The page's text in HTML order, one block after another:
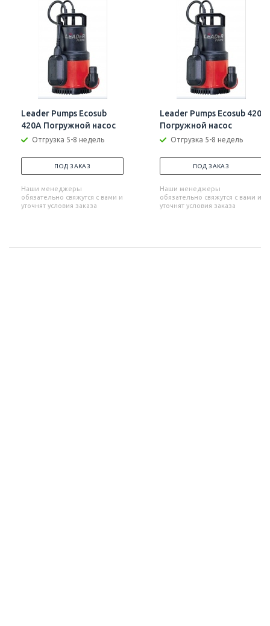
Leader Pumps Ecosub
420A Погружной насос
Отгрузка 5-8 недель
ПОД ЗАКАЗ
Наши менеджеры
обязательно свяжутся с вами и
уточнят условия заказа
Leader Pumps Ecosub 420
Погружной насос
Отгрузка 5-8 недель
ПОД ЗАКАЗ
Наши менеджеры
обязательно свяжутся с вами и
уточнят условия заказа